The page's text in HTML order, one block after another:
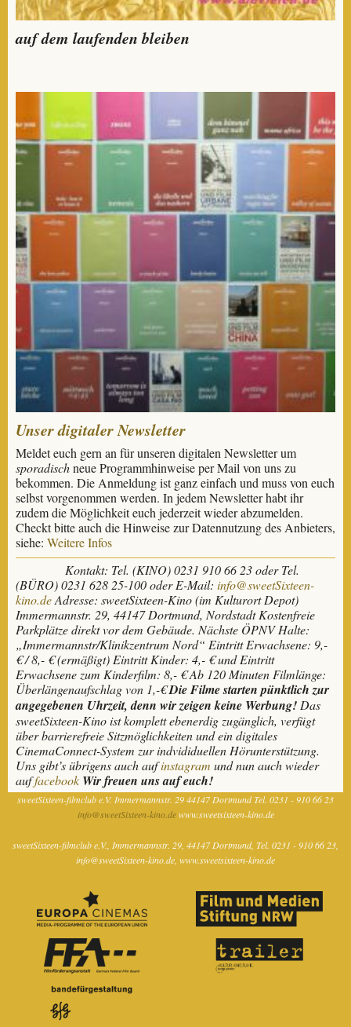
auf dem laufenden bleiben
Unser digitaler Newsletter
Meldet euch gern an für unseren digitalen Newsletter um
sporadischneue Programmhinweise per Mail von uns zu
bekommen. Die Anmeldung ist ganz einfach und muss von euch
selbst vorgenommen werden. In jedem Newsletter habt ihr
zudem die Möglichkeit euch jederzeit wieder abzumelden.
Checkt bitte auch die Hinweise zur Datennutzung des Anbieters,
siehe: Weitere Infos
Kontakt: Tel. (KINO) 0231 910 66 23 oder Tel.
(BÜRO) 0231 628 25-100oder E-Mail: info@sweetSixteen-
kino.deAdresse: sweetSixteen-Kino (im Kulturort Depot)
Immermannstr. 29, 44147 Dortmund, NordstadtKostenfreie
Parkplätze direkt vor dem Gebäude. Nächste ÖPNV Halte:
„Immermannstr/Klinikzentrum Nord“ Eintritt Erwachsene: 9,-
€ / 8,- € (ermäßigt) Eintritt Kinder: 4,- € und Eintritt
Erwachsene zum Kinderfilm: 8,- € Ab 120 Minuten Filmlänge:
Überlängenaufschlag von 1,-€Die Filme starten pünktlich zur
angegebenen Uhrzeit, denn wir zeigen keine Werbung!Das
sweetSixteen-Kino ist komplett ebenerdig zugänglich, verfügt
über barrierefreie Sitzmöglichkeiten und ein digitales
CinemaConnect-System zur indvididuellen Hörunterstützung.
Uns gibt’s übrigens auch aufinstagram und nun auch wieder
auffacebook Wir freuen uns auf euch!
sweetSixteen-filmclub e.V. Immermannstr. 2944147 DortmundTel. 0231 - 910 66 23
info@sweetSixteen-kino.de www.sweetsixteen-kino.de
sweetSixteen-filmclub e.V. Immermannstr. 29 44147 Dortmund Tel. 0231 - 910 66 23
info@sweetSixteen-kino.de www.sweetsixteen-kino.de